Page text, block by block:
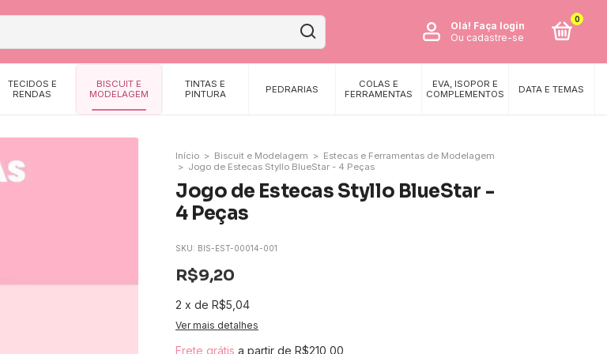
Olá! Faça login
Ou cadastre-se
0
TECIDOS E
RENDAS
BISCUIT E
MODELAGEM
TINTAS E
PINTURA
PEDRARIAS
COLAS E
FERRAMENTAS
EVA, ISOPOR E
COMPLEMENTOS
DATA E TEMAS
Início > Biscuit e Modelagem > Estecas e Ferramentas de Modelagem
> Jogo de Estecas Styllo BlueStar - 4 Peças
Jogo de Estecas Styllo BlueStar -
4 Peças
SKU: BIS-EST-00014-001
R$9,20
2 x de R$5,04
Ver mais detalhes
Frete grátis a partir de R$210,00